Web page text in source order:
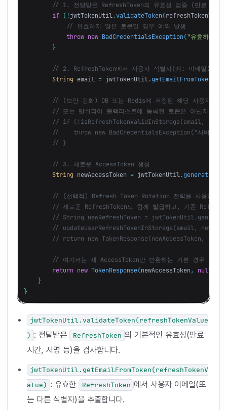
// 1. 전달받은 RefreshToken의 유효성 검증 (만료 여부
if
(! jwtTokenUtil .validateToken(refreshTokenValue
// 유효하지 않은 토큰일 경우 예외 발생
throw new BadCredentialsException("유효하지
}
// 2. RefreshToken에서 사용자 식별자(예: 이메일) 추출
String email = jwtTokenUtil .getEmailFromToken
// (보안 강화) DB 또는 Redis에 저장된 해당 사용자의
// 또는 탈취되어 블랙리스트에 등록된 토큰은 아닌지 등
// if (!isRefreshTokenValidInStorage(email,
//    throw new BadCredentialsException("서버에 등
// }
// 3. 새로운 AccessToken 생성
String newAccessToken = jwtTokenUtil .
// (선택적) Refresh Token Rotation 전략을 사용하는
// 새로운 RefreshToken도 함께 발급하고, 기존
// String newRefreshToken =
// updateUserRefreshTokenInStorage(email,
// return new TokenResponse(newAccessToken,
// 여기서는 새 AccessToken만 반환하는 기본 경우
return new TokenResponse(newAccessToken , null
}
}
jwtTokenUtil.validateToken(refreshTokenValue
) : 전달받은 RefreshToken 의 기본적인 유효성(만료
시간, 서명 등)을 검사합니다.
jwtTokenUtil.getEmailFromToken(refreshTokenV
alue) : 유효한 RefreshToken 에서 사용자 이메일(또
는 다른 식별자)을 추출합니다.